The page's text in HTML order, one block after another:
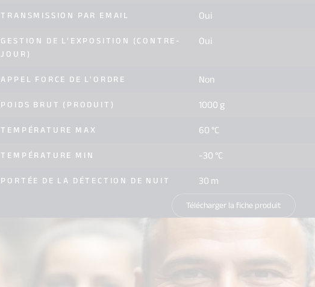
TRANSMISSION PAR EMAIL Oui
GESTION DE L’EXPOSITION (CONTRE-
JOUR)
Oui
APPEL FORCE DE L'ORDRE Non
POIDS BRUT (PRODUIT) 1000 g
TEMPÉRATURE MAX 60 °C
TEMPÉRATURE MIN -30 °C
PORTÉE DE LA DÉTECTION DE NUIT 30 m
Télécharger la fiche produit